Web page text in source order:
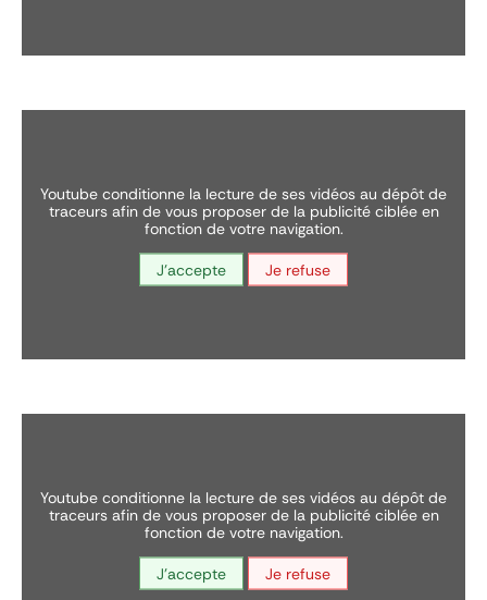
youtube conditionne la lecture de ses vidéos au dépôt de
traceurs afin de vous proposer de la publicité ciblée en
fonction de votre navigation.
J'accepte Je refuse
youtube conditionne la lecture de ses vidéos au dépôt de
traceurs afin de vous proposer de la publicité ciblée en
fonction de votre navigation.
J'accepte Je refuse